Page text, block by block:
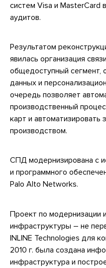
систем Visa и MasterCard
аудитов.
Результатом
явилась организация
общедоступный сегмент,
данных и
очередь позволяет
производственный
карт и автоматизировать
производством.
СПД модернизирована с
и программного
Palo Alto Networks.
Проект по модернизации
инфраструктуры – не
INLINE Technologies для
2010 г. была создана
инфраструктура и